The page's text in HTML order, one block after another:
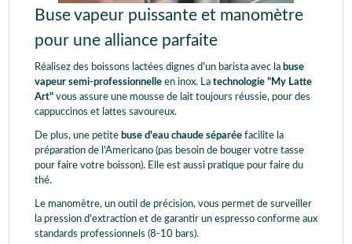
Buse vapeur puissante et manomètre
pour une alliance parfaite
Réalisez des boissons lactées dignes d'un barista avec la buse
vapeur semi-professionnelle en inox. La technologie "My Latte
Art" vous assure une mousse de lait toujours réussie, pour des
cappuccinos et lattes savoureux.
De plus, une petite buse d'eau chaude séparée facilite la
préparation de l'Americano (pas besoin de bouger votre tasse
pour faire votre boisson). Elle est aussi pratique pour faire du
thé.
Le manomètre, un outil de précision, vous permet de surveiller
la pression d'extraction et de garantir un espresso conforme aux
standards professionnels (8-10 bars).